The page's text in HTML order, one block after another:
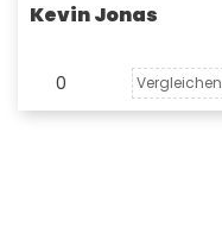
Kevin Jonas
0 Vergleichen